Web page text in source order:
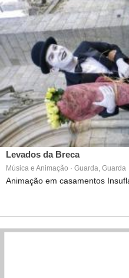
Levados da Breca
Música e Animação · Guarda, Guarda
Animação em casamentos